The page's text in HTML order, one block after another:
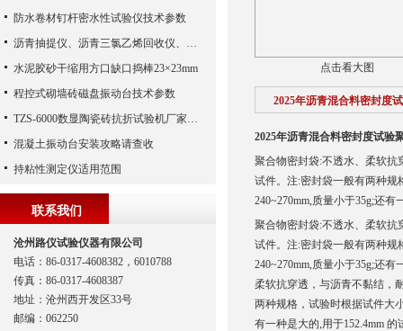
点击看大图
2025年沥青混合料密封度
2025年沥青混合料密封度试验
聚合物密封袋:不透水、柔软抗
试件。注:密封袋一般有两种规
240~270mm,质量小于35g;还
聚合物密封袋:不透水、柔软抗
试件。注:密封袋一般有两种规
240~270mm,质量小于35g;还
柔软抗穿透，与沥青不黏结，
两种规格，试验时根据试件大
有一种是大的,用于152.4mm
防水卷材钉杆密水性试验仪技术参数
沥青抽提仪、沥青三氯乙烯回收仪、沥青抽提回收仪
水泥胶砂干缩用方口缺口捣棒23×23mm
程控式砌墙砖磁盘振动台技术参数
TZS-6000数显陶瓷砖抗折试验机厂家说明书
混凝土振动台安装攻略请查收
持粘性测定仪适用范围
联系我们
沧州路仪试验仪器有限公司
电话：86-0317-4608382，6010788
传真：86-0317-4608387
地址：沧州西开发区33号
邮编：062250